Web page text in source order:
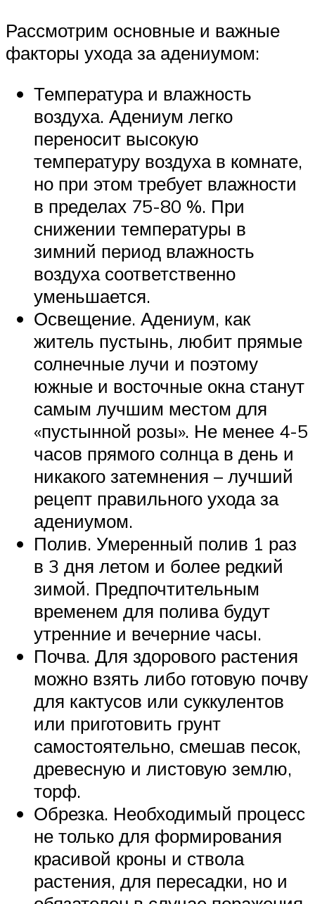
Рассмотрим основные и важные
факторы ухода за адениумом:
Температура и влажность
воздуха. Адениум легко
переносит высокую
температуру воздуха в комнате,
но при этом требует влажности
в пределах 75-80 %. При
снижении температуры в
зимний период влажность
воздуха соответственно
уменьшается.
Освещение. Адениум, как
житель пустынь, любит прямые
солнечные лучи и поэтому
южные и восточные окна станут
самым лучшим местом для
«пустынной розы». Не менее 4-5
часов прямого солнца в день и
никакого затемнения – лучший
рецепт правильного ухода за
адениумом.
Полив. Умеренный полив 1 раз
в 3 дня летом и более редкий
зимой. Предпочтительным
временем для полива будут
утренние и вечерние часы.
Почва. Для здорового растения
можно взять либо готовую почву
для кактусов или суккулентов
или приготовить грунт
самостоятельно, смешав песок,
древесную и листовую землю,
торф.
Обрезка. Необходимый процесс
не только для формирования
красивой кроны и ствола
растения, для пересадки, но и